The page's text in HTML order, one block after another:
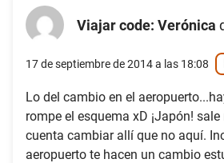
Viajar code: Verónica
17 de septiembre de 2014 a las 18:08
Lo del cambio en el
rompe el esquema xD ¡Japón!
cuenta cambiar allí que no aquí.
aeropuerto te hacen un cambio